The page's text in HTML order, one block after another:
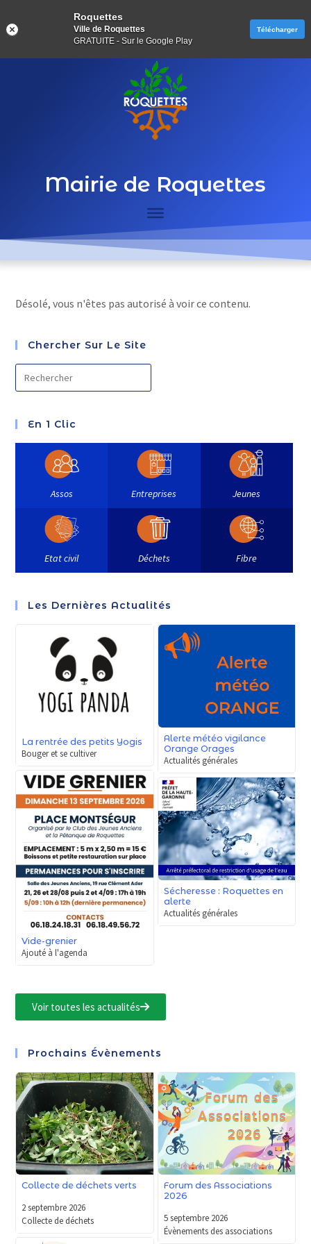
Mairie de Roquettes
Désolé, vous n'êtes pas autorisé à voir ce contenu.
Chercher Sur Le Site
En 1 Clic
Assos Entreprises Jeunes
Etat civil Déchets Fibre
Les Dernières Actualités
La rentrée des petits Yogis
Bouger et se cultiver
Alerte météo vigilance
Orange Orages
Actualités générales
Vide-grenier
Ajouté à l'agenda
Sécheresse : Roquettes en
alerte
Actualités générales
Voir toutes les actualités
Prochains Évènements
Collecte de déchets verts
2 septembre 2026
Collecte de déchets
Forum des Associations
2026
5 septembre 2026
Évènements des associations
Roquettes
Ville de Roquettes
GRATUITE - Sur le Google Play
Télécharger